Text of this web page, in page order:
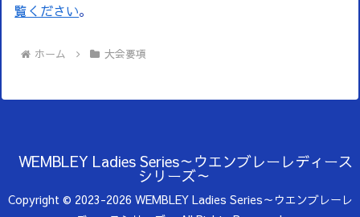
覧ください。
ホーム 大会要項
WEMBLEY Ladies Series～ウエンブレーレディース
シリーズ～
Copyright © 2023-2026 WEMBLEY Ladies Series～ウエンブレーレ